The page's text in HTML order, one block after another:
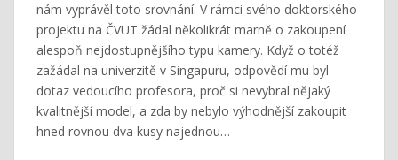
nám vyprávěl toto srovnání. V rámci svého doktorského
projektu na ČVUT žádal několikrát marně o zakoupení
alespoň nejdostupnějšího typu kamery. Když o totéž
zažádal na univerzitě v Singapuru, odpovědí mu byl
dotaz vedoucího profesora, proč si nevybral nějaký
kvalitnější model, a zda by nebylo výhodnější zakoupit
hned rovnou dva kusy najednou…